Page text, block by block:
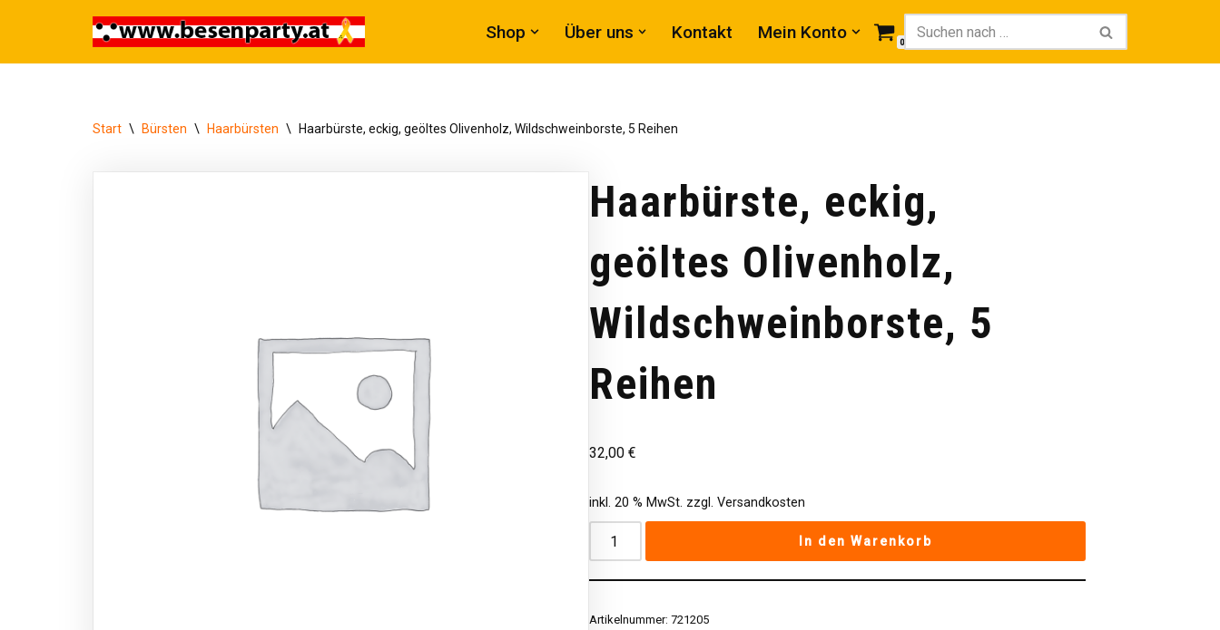
Shop Über uns Kontakt Mein Konto 0
Start \ Bürsten \ Haarbürsten \ Haarbürste, eckig, geöltes Olivenholz, Wildschweinborste, 5 Reihen
Haarbürste, eckig,
geöltes Olivenholz,
Wildschweinborste, 5
Reihen
32,00€
inkl. 20 % MwSt. zzgl.Versandkosten
In den Warenkorb
Artikelnummer:721205